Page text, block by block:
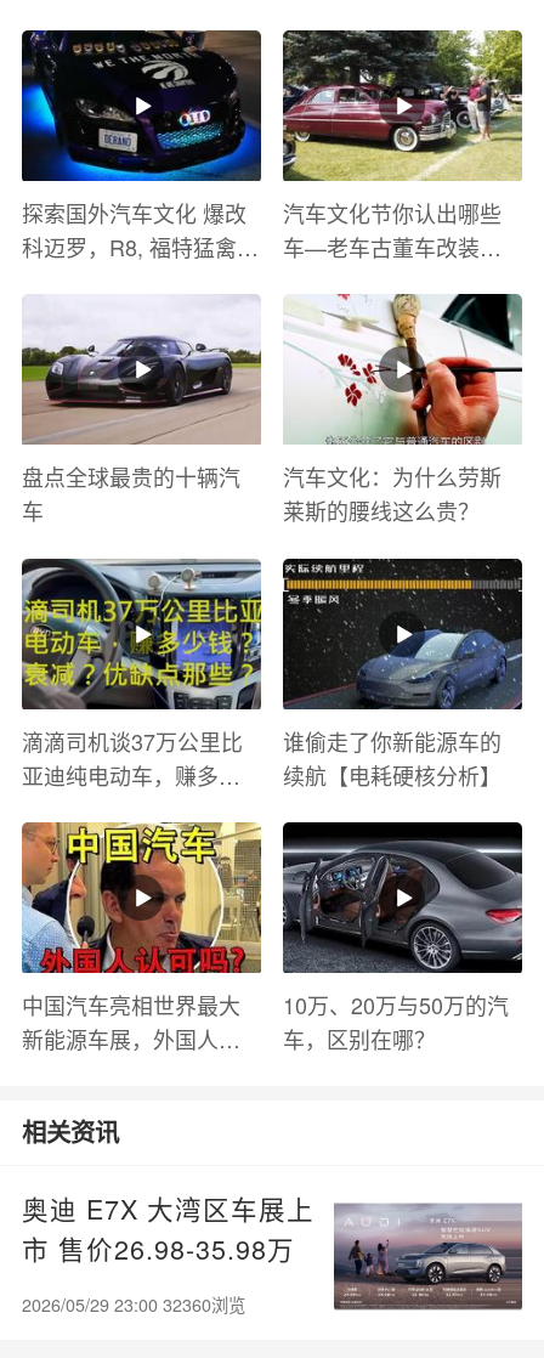
探索国外汽车文化 爆改
科迈罗，R8, 福特猛禽
汽车文化节你认出哪些
车—老车古董车改装车
盘点全球最贵的十辆汽
车
汽车文化：为什么劳斯
莱斯的腰线这么贵？
滴滴司机谈37万公里比
亚迪纯电动车，赚多少
有哪些？
谁偷走了你新能源车的
续航【电耗硬核分析】
中国汽车亮相世界最大
新能源车展，外国人怎
10万、20万与50万的汽
车，区别在哪？
相关资讯
奥迪 E7X 大湾区车展上
市 售价26.98-35.98万
2026/05/29 23:00 32360浏览